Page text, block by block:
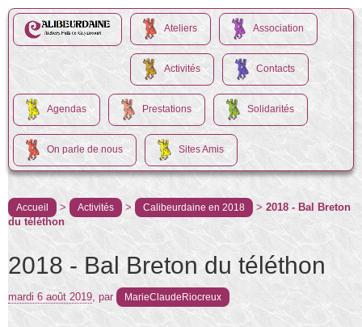
Ateliers Association
Activités Contacts
Agendas Prestations Solidarités
On parle de nous Sites Amis
Accueil > Activités > Calibeurdaine en 2018 > 2018 - Bal Breton
du téléthon
2018 - Bal Breton du téléthon
mardi 6 août 2019, par MarieClaudeRiocreux